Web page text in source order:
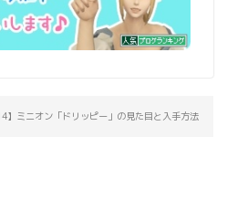
】ミニオン「ドリッピー」の見た目と入手方法